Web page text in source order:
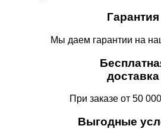
Гарантия
Мы даем гарантии на
доставка
При заказе от 50
Выгодные